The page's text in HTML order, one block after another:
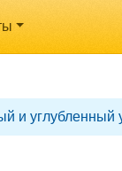
и углубленный